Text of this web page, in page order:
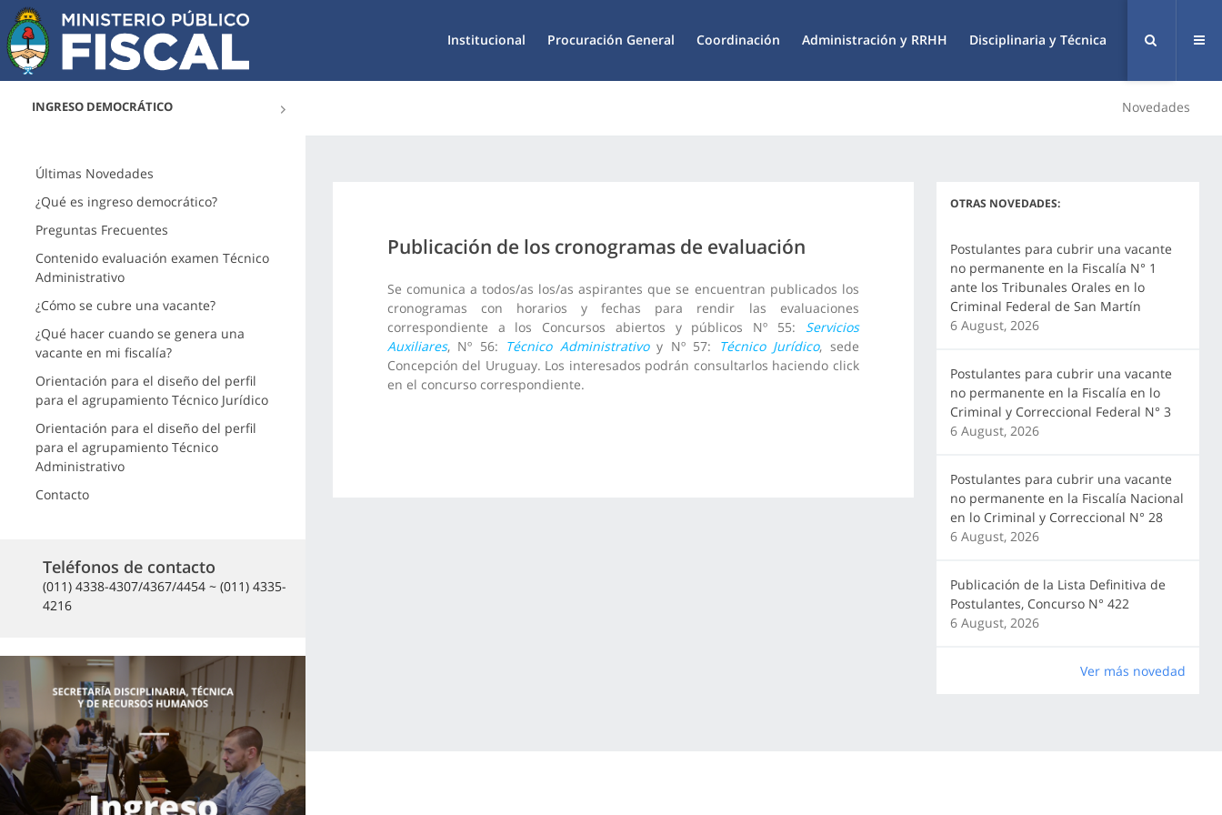
Institucional Procuración General Coordinación Administración y RRHH Disciplinaria y Técnica
INGRESO DEMOCRÁTICO Novedades
Últimas Novedades
¿Qué es ingreso democrático?
Preguntas Frecuentes
Contenido evaluación examen Técnico
Administrativo
¿Cómo se cubre una vacante?
¿Qué hacer cuando se genera una
vacante en mi fiscalía?
Orientación para el diseño del perfil
para el agrupamiento Técnico Jurídico
Orientación para el diseño del perfil
para el agrupamiento Técnico
Administrativo
Contacto
Teléfonos de contacto
(011) 4338-4307/4367/4454 ~ (011) 4335-
4216
Publicación de los cronogramas de evaluación
Se comunica a todos/as los/as aspirantes que se encuentran publicados los
cronogramas con horarios y fechas para rendir las evaluaciones
correspondiente a los Concursos abiertos y públicos Nº 55: Servicios
Auxiliares, Nº 56: Técnico Administrativoy Nº 57: Técnico Jurídico, sede
Concepción del Uruguay. Los interesados podrán consultarlos haciendo click
en el concurso correspondiente.
OTRAS NOVEDADES:
Postulantes para cubrir una vacante
no permanente en la Fiscalía N° 1
ante los Tribunales Orales en lo
Criminal Federal de San Martín
6 August, 2026
Postulantes para cubrir una vacante
no permanente en la Fiscalía en lo
Criminal y Correccional Federal N° 3
6 August, 2026
Postulantes para cubrir una vacante
no permanente en la Fiscalía Nacional
en lo Criminal y Correccional N° 28
6 August, 2026
Publicación de la Lista Definitiva de
Postulantes, Concurso N° 422
6 August, 2026
Ver más novedad